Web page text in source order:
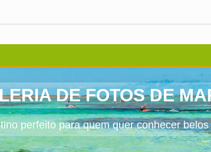
DE FOTOS DE
perfeito para quem quer conhecer